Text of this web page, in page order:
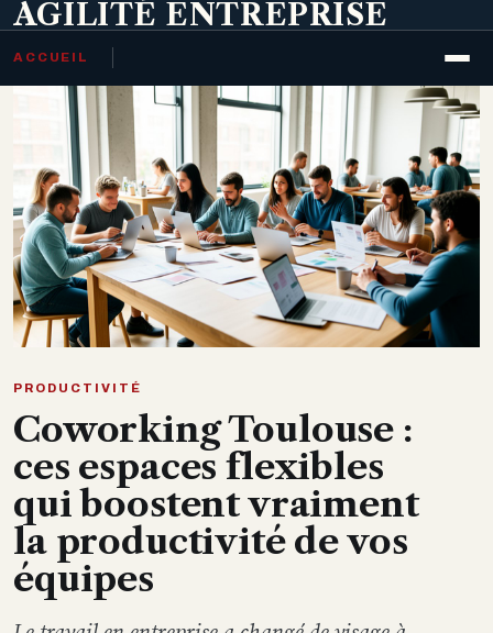
AGILITÉ ENTREPRISE
ACCUEIL
PRODUCTIVITÉ
Coworking Toulouse :
ces espaces flexibles
qui boostent vraiment
la productivité de vos
équipes